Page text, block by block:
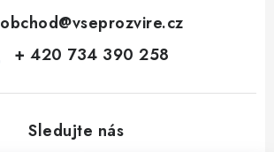
obchod@vseprozvire.cz
+ 420 734 390 258